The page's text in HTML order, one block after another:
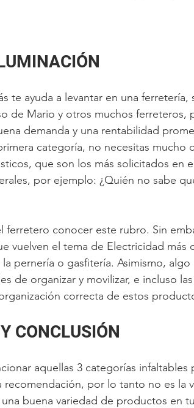
te ayuda a levantar en una
de Mario y otros muchos ferreteros,
demanda y una rentabilidad
categoría, no necesitas mucho
que son los más solicitados en
por ejemplo: ¿Quién no sabe
ferretero conocer este rubro. Sin
vuelven el tema de Electricidad más
pernería o gasfitería. Asimismo,
de organizar y movilizar, e incluso las
correcta de estos
CONCLUSIÓN
aquellas 3 categorías infaltables
por lo tanto no es la
buena variedad de productos en